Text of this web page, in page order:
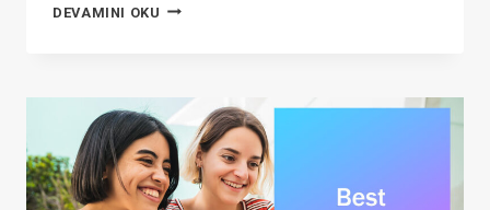
DEVAMINI OKU DROPSHIPPING
DROPSHIPPING
DOLANDIRICILIKLARINDAN
NASIL
KORUNULUR?